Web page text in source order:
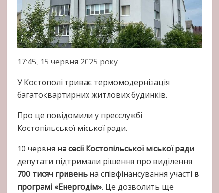
17:45, 15 червня 2025 року
У Костополі триває термомодернізація
багатоквартирних житлових будинків.
Про це повідомили у пресслужбі
Костопільської міської ради.
10 червня на сесії Костопільської міської ради
депутати підтримали рішення про виділення
700 тисяч гривень на співфінансування участі в
програмі «Енергодім». Це дозволить ще